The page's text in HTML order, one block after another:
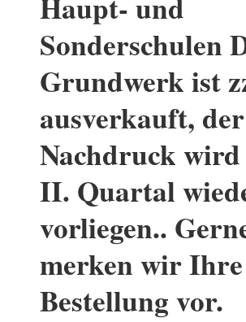
Sonderschulen
Grundwerk ist
ausverkauft, der
Nachdruck
II. Quartal
vorliegen..
merken wir Ihre
Bestellung vor.